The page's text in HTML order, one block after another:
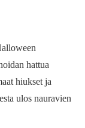
hattua
hiukset ja
ulos nauravien